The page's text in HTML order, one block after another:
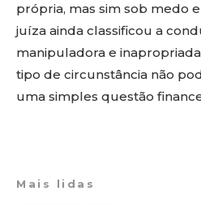
própria, mas sim sob medo
juíza ainda classificou a
manipuladora e
tipo de circunstância não
uma simples questão
Mais lidas